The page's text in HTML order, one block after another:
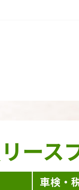
リース
車検・